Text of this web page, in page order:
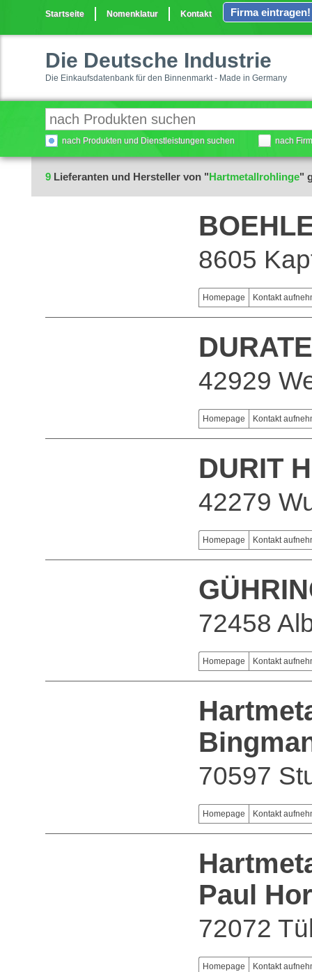
Startseite Nomenklatur Kontakt Firma eintragen!
Die Deutsche Industrie
Die Einkaufsdatenbank für den Binnenmarkt - Made in Germany
nach Produkten und Dienstleistungen suchen nach
9 Lieferanten und Hersteller von "Hartmetallrohlinge"
8605
Homepage Kontakt
42929
Homepage Kontakt
DURIT
42279
Homepage Kontakt
72458
Homepage Kontakt
70597
Homepage Kontakt
Paul
72072
Homepage Kontakt